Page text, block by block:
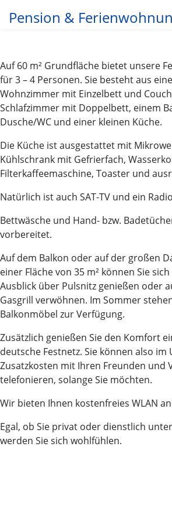
Pension &
Auf 60 m² Grundfläche bietet unsere
für 3 – 4 Personen. Sie besteht aus
Wohnzimmer mit Einzelbett und
Schlafzimmer mit Doppelbett, einem
Dusche/WC und einer kleinen Küche.
Die Küche ist ausgestattet mit
Kühlschrank mit Gefrierfach,
Filterkaffeemaschine, Toaster und
Natürlich ist auch SAT-TV und ein
Bettwäsche und Hand- bzw.
vorbereitet.
Auf dem Balkon oder auf der großen
einer Fläche von 35 m² können Sie
Ausblick über Pulsnitz genießen oder
Gasgrill verwöhnen. Im Sommer
Balkonmöbel zur Verfügung.
Zusätzlich genießen Sie den Komfort
deutsche Festnetz. Sie können also im
Zusatzkosten mit Ihren Freunden und
telefonieren, solange Sie möchten.
Wir bieten Ihnen kostenfreies WLAN
Egal, ob Sie privat oder dienstlich
werden Sie sich wohlfühlen.